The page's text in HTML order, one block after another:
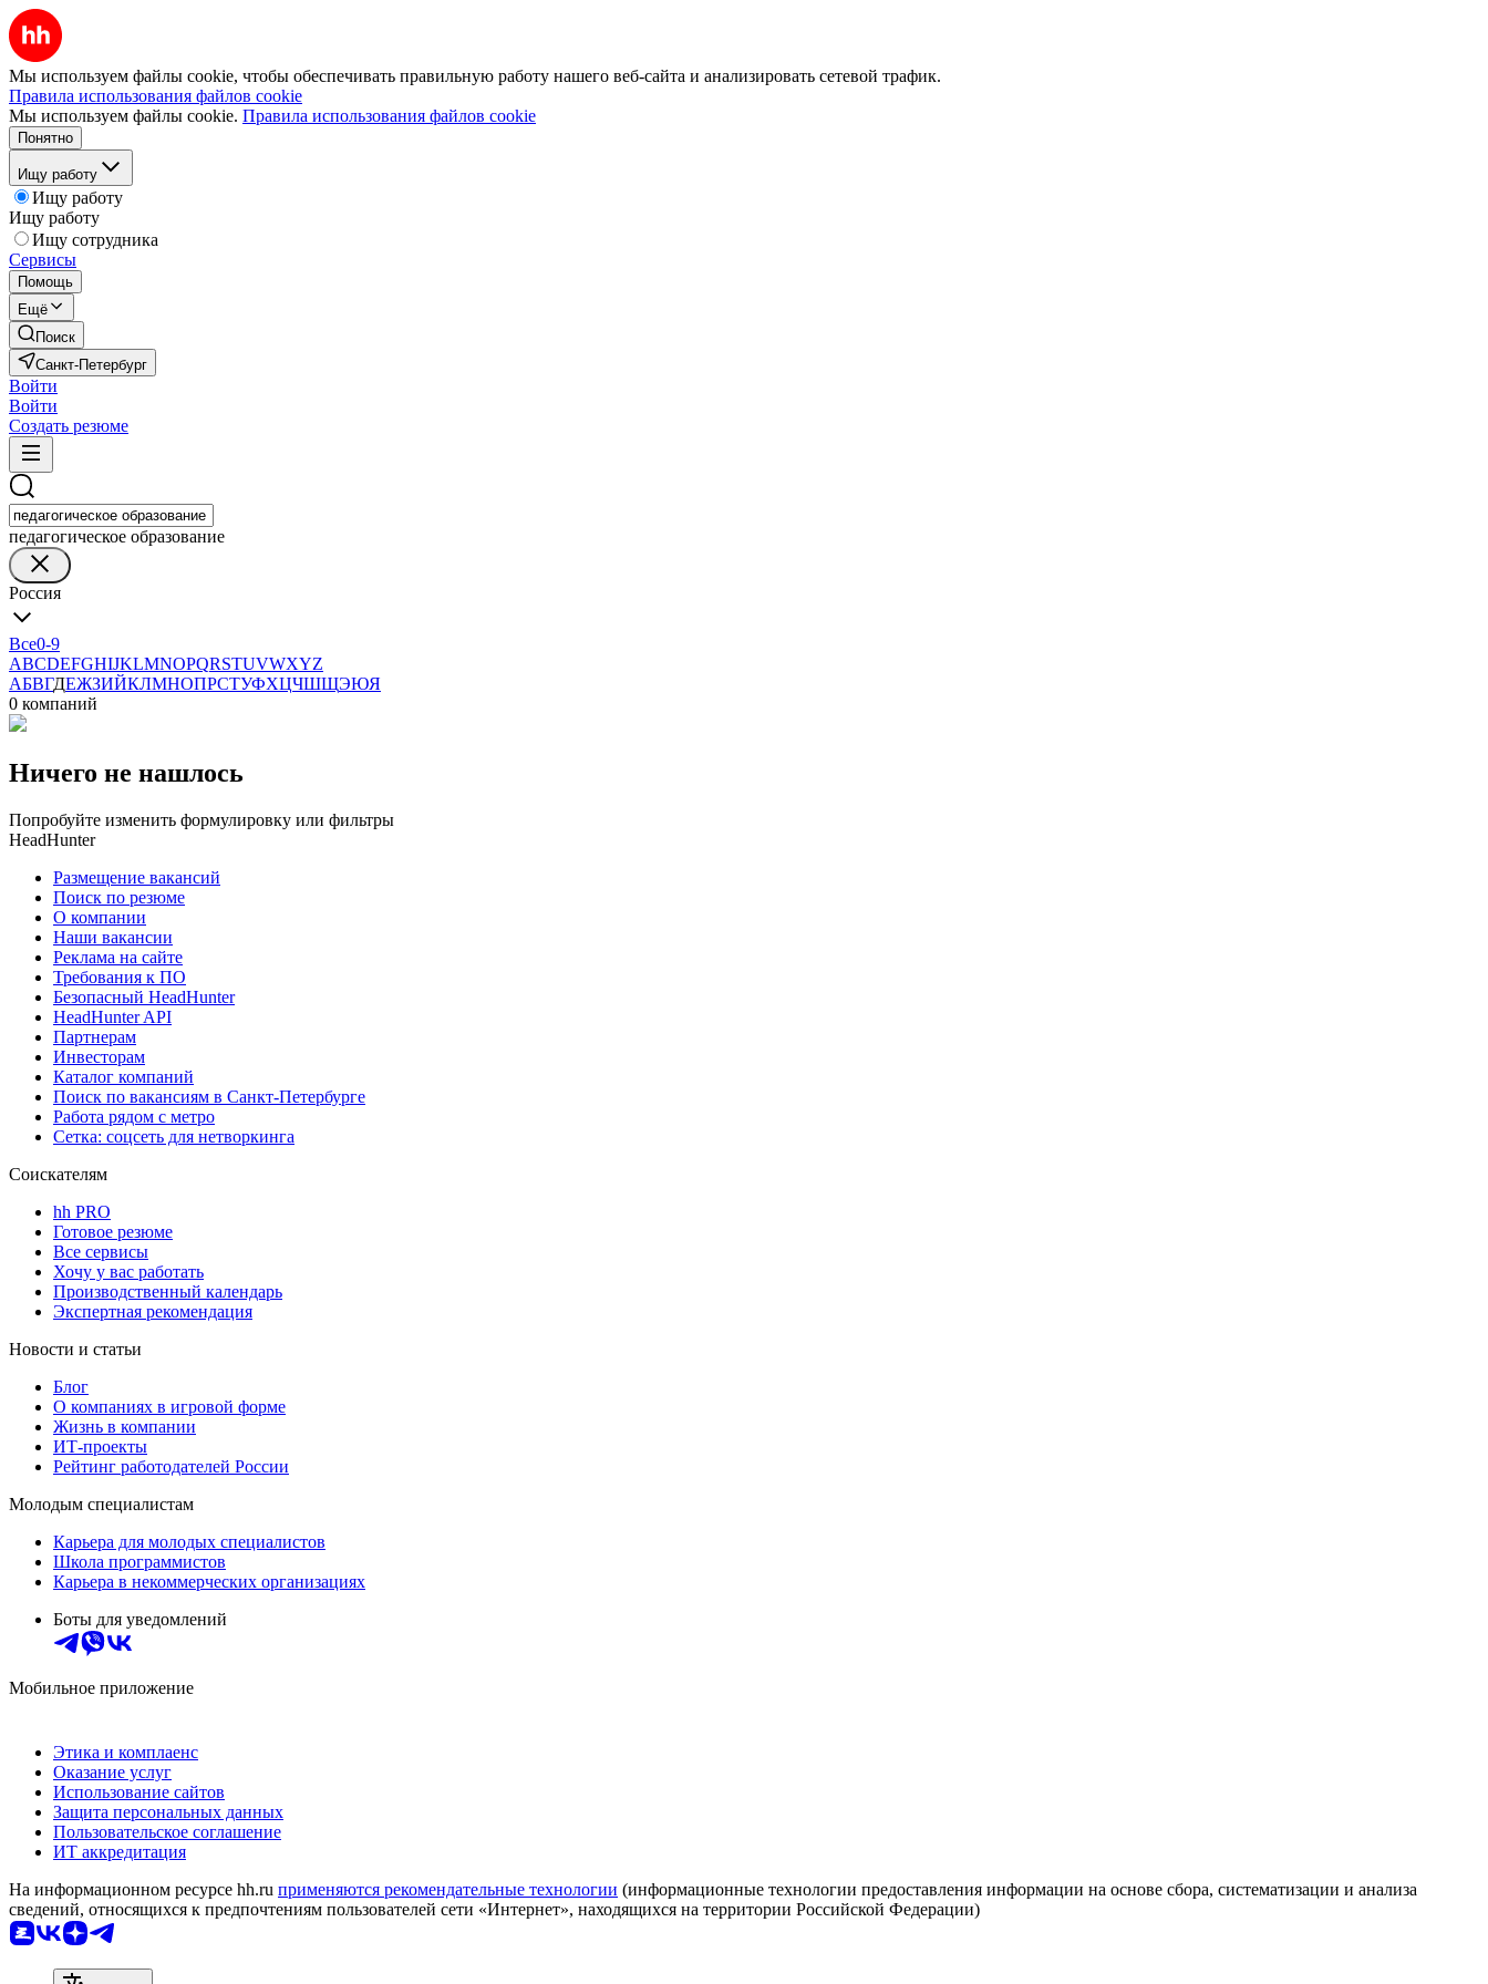
Мы используем файлы cookie, чтобы обеспечивать правильную работу нашего веб-сайта и анализировать сетевой трафик.
Правила использования файлов cookie
Мы используем файлы cookie. Правила использования файлов cookie
Понятно
Ищу работу
Ищу работу
Ищу работу
Ищу сотрудника
Сервисы
Помощь
Ещё
Поиск
Санкт-Петербург
Войти
Войти
Создать резюме
педагогическое образование
Россия
Все0-9
ABCDEFGHIJKLMNOPQRSTUVWXYZ
АБВГДЕЖЗИЙКЛМНОПРСТУФХЦЧШЩЭЮЯ
0 компаний
Ничего не нашлось
Попробуйте изменить формулировку или фильтры
HeadHunter
Размещение вакансий
Поиск по резюме
О компании
Наши вакансии
Реклама на сайте
Требования к ПО
Безопасный HeadHunter
HeadHunter API
Партнерам
Инвесторам
Каталог компаний
Поиск по вакансиям в Санкт-Петербурге
Работа рядом с метро
Сетка: соцсеть для нетворкинга
Соискателям
hh PRO
Готовое резюме
Все сервисы
Хочу у вас работать
Производственный календарь
Экспертная рекомендация
Новости и статьи
Блог
О компаниях в игровой форме
Жизнь в компании
ИТ-проекты
Рейтинг работодателей России
Молодым специалистам
Карьера для молодых специалистов
Школа программистов
Карьера в некоммерческих организациях
Боты для уведомлений
Мобильное приложение
Этика и комплаенс
Оказание услуг
Использование сайтов
Защита персональных данных
Пользовательское соглашение
ИТ аккредитация
На информационном ресурсе hh.ru применяются рекомендательные технологии (информационные технологии предоставления информации на основе сбора, систематизации и анализа
сведений, относящихся к предпочтениям пользователей сети «Интернет», находящихся на территории Российской Федерации)